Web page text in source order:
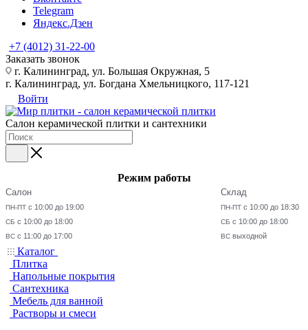
Telegram
Яндекс.Дзен
+7 (4012) 31-22-00
Заказать звонок
г. Калининград, ул. Большая Окружная, 5
г. Калининград, ул. Богдана Хмельницкого, 117-121
Войти
Салон керамической плитки и сантехники
Режим работы
Салон
ПН-ПТ с 10:00 до 19:00
СБ с 10:00 до 18:00
ВС с 11:00 до 17:00
Склад
ПН-ПТ с 10:00 до 18:30
СБ с 10:00 до 18:00
ВС выходной
Каталог
Плитка
Напольные покрытия
Сантехника
Мебель для ванной
Растворы и смеси